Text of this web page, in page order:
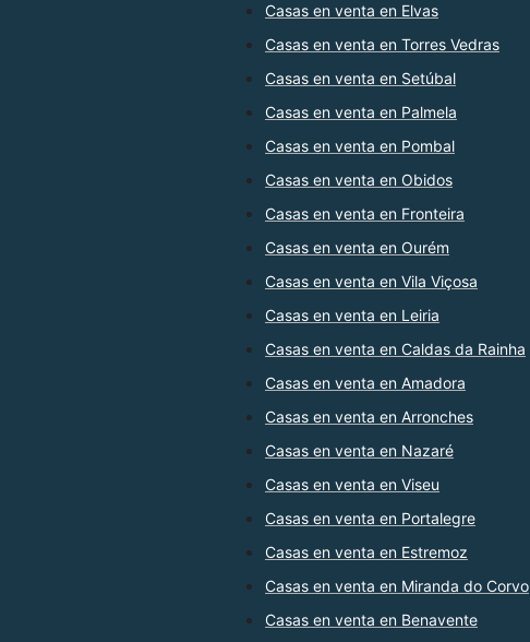
Casas en venta en Elvas
Casas en venta en Torres Vedras
Casas en venta en Setúbal
Casas en venta en Palmela
Casas en venta en Pombal
Casas en venta en Obidos
Casas en venta en Fronteira
Casas en venta en Ourém
Casas en venta en Vila Viçosa
Casas en venta en Leiria
Casas en venta en Caldas da Rainha
Casas en venta en Amadora
Casas en venta en Arronches
Casas en venta en Nazaré
Casas en venta en Viseu
Casas en venta en Portalegre
Casas en venta en Estremoz
Casas en venta en Miranda do Corvo
Casas en venta en Benavente